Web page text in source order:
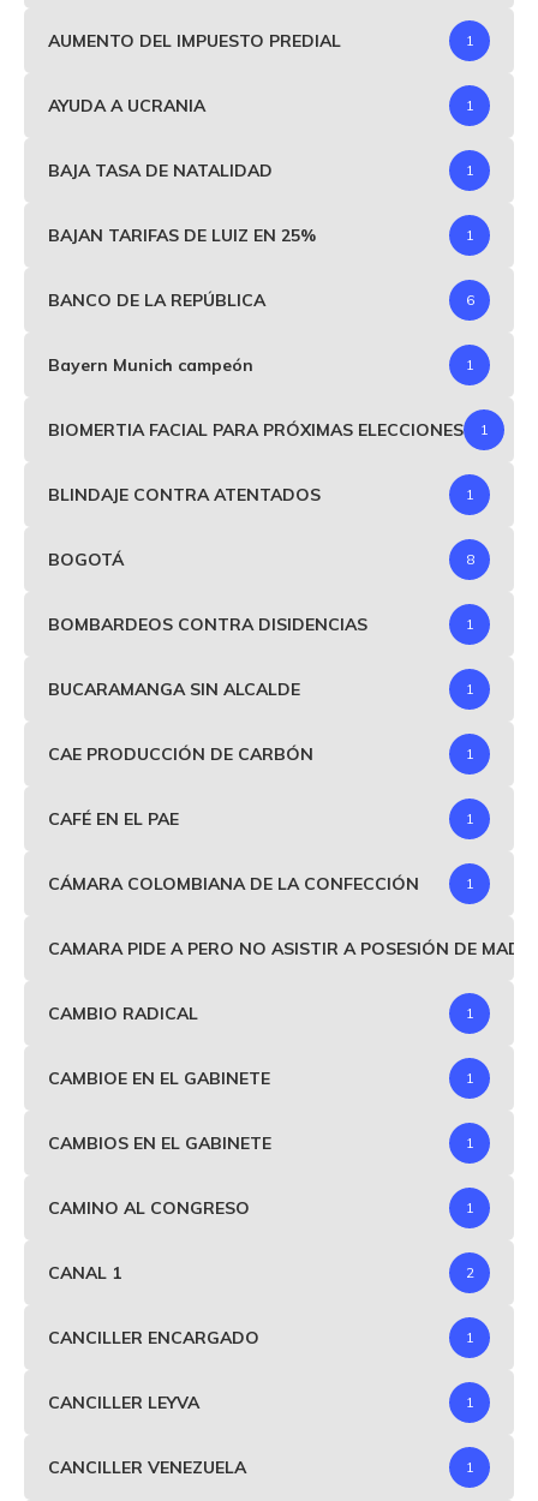
AUMENTO DEL IMPUESTO PREDIAL 1
AYUDA A UCRANIA 1
BAJA TASA DE NATALIDAD 1
BAJAN TARIFAS DE LUIZ EN 25% 1
BANCO DE LA REPÚBLICA 6
Bayern Munich campeón 1
BIOMERTIA FACIAL PARA PRÓXIMAS ELECCIONES 1
BLINDAJE CONTRA ATENTADOS 1
BOGOTÁ 8
BOMBARDEOS CONTRA DISIDENCIAS 1
BUCARAMANGA SIN ALCALDE 1
CAE PRODUCCIÓN DE CARBÓN 1
CAFÉ EN EL PAE 1
CÁMARA COLOMBIANA DE LA CONFECCIÓN 1
CAMARA PIDE A PERO NO ASISTIR A POSESIÓN DE
CAMBIO RADICAL 1
CAMBIOE EN EL GABINETE 1
CAMBIOS EN EL GABINETE 1
CAMINO AL CONGRESO 1
CANAL 1 2
CANCILLER ENCARGADO 1
CANCILLER LEYVA 1
CANCILLER VENEZUELA 1